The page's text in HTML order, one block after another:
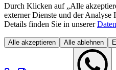
Durch Klicken auf „Alle
externer Dienste und der Analyse
Details finden Sie in unserer
Alle akzeptieren Alle ablehnen